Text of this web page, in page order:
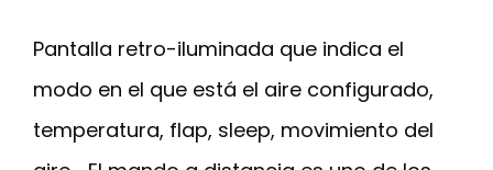
Pantalla retro-iluminada que indica el
modo en el que está el aire configurado,
temperatura, flap, sleep, movimiento del